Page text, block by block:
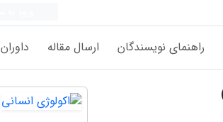
راهنمای نویسندگان ارسال مقاله داوران